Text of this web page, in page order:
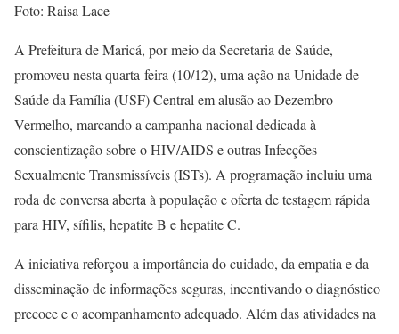
Foto: Raisa Lace
A Prefeitura de Maricá, por meio da Secretaria de Saúde,
promoveu nesta quarta-feira (10/12), uma ação na Unidade de
Saúde da Família (USF) Central em alusão ao Dezembro
Vermelho, marcando a campanha nacional dedicada à
conscientização sobre o HIV/AIDS e outras Infecções
Sexualmente Transmissíveis (ISTs). A programação incluiu uma
roda de conversa aberta à população e oferta de testagem rápida
para HIV, sífilis, hepatite B e hepatite C.
A iniciativa reforçou a importância do cuidado, da empatia e da
disseminação de informações seguras, incentivando o diagnóstico
precoce e o acompanhamento adequado. Além das atividades na